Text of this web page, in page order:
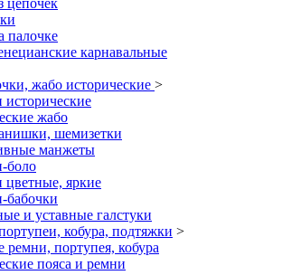
цепочек
палочке
карнавальные
жабо исторические >
исторические
жабо
шемизетки
манжеты
боло
цветные, яркие
бабочки
и уставные галстуки
кобура, подтяжки >
ремни, портупея, кобура
пояса и ремни